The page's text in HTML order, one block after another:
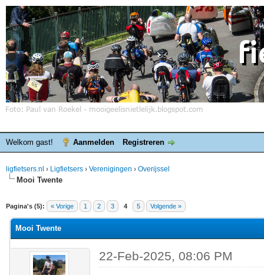
Welkom gast! Aanmelden Registreren
ligfietsers.nl › Ligfietsers › Verenigingen › Overijssel
Mooi Twente
Pagina's (5): « Vorige 1 2 3 4 5 Volgende »
waardering is 0
Mooi Twente
22-Feb-2025, 08:06 PM